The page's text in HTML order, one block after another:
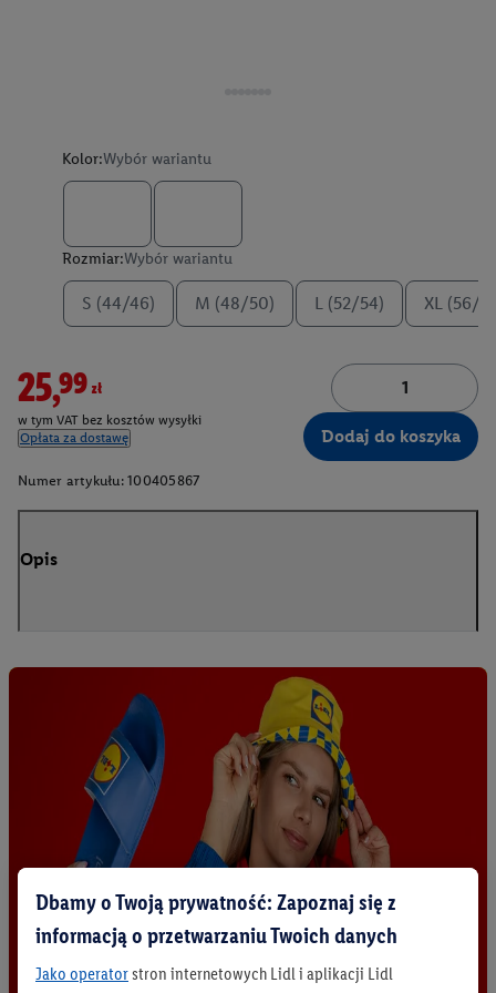
Kolor:Wybór wariantu
Rozmiar:Wybór wariantu
S (44/46) M (48/50) L (52/54) XL (56/
25,99zł
w tym VAT bez kosztów wysyłki
Opłata za dostawę
Dodaj do koszyka
Numer artykułu: 100405867
Opis
Dbamy o Twoją prywatność: Zapoznaj się z
informacją o przetwarzaniu Twoich danych
Jako operatorstron internetowych Lidl i aplikacji Lidl